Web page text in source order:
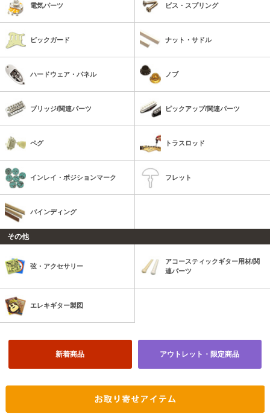
電気パーツ ビス・スプリング
ピックガード ナット・サドル
ハードウェア・パネル ノブ
ブリッジ/関連パーツ ピックアップ/関連パーツ
ペグ トラスロッド
インレイ・ポジションマーク フレット
バインディング
その他
弦・アクセサリー
アコースティックギター用材/関
連パーツ
エレキギター製図
新着商品 アウトレット・限定商品